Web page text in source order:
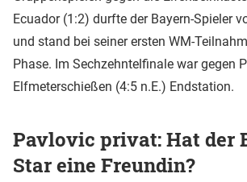
Ecuador (1:2) durfte der Bayern-Spieler
und stand bei seiner ersten WM-
Phase. Im Sechzehntelfinale war gegen
Elfmeterschießen (4:5 n.E.) Endstation.
Pavlovic privat: Hat der
Star eine Freundin?